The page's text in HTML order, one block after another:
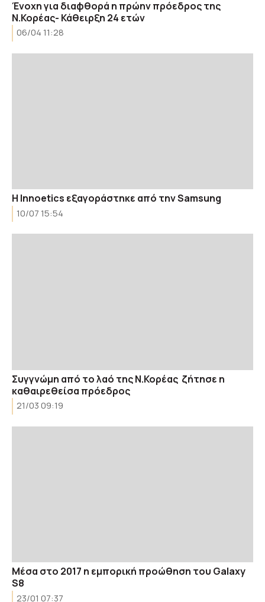
Ένοχη για διαφθορά η πρώην πρόεδρος της
Ν.Κορέας- Κάθειρξη 24 ετών
06/04 11:28
H Innoetics εξαγοράστηκε από την Samsung
10/07 15:54
Συγγνώμη από το λαό της Ν.Κορέας ζήτησε η
καθαιρεθείσα πρόεδρος
21/03 09:19
Μέσα στο 2017 η εμπορική προώθηση του Galaxy
S8
23/01 07:37